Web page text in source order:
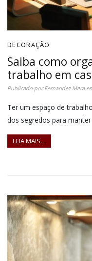
DECORAÇÃO
Saiba como
trabalho em
Publicado porFernandez Mera
Ter um espaço de
dos segredos para
LEIA MAIS…